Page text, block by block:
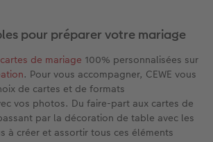
pour préparer votre mariage
cartes de mariage 100% personnalisées sur
. Pour vous accompagner, CEWE vous
de cartes et de formats
vos photos. Du faire-part aux cartes de
par la décoration de table avec les
à créer et assortir tous ces éléments